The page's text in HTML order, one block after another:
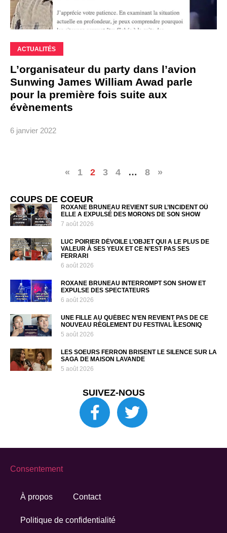
ACTUALITÉS
L’organisateur du party dans l’avion
Sunwing James William Awad parle
pour la première fois suite aux
évènements
6 janvier 2022
« 1 2 3 4 … 8 »
COUPS DE COEUR
ROXANE BRUNEAU REVIENT SUR L’INCIDENT OÙ
ELLE A EXPULSÉ DES MORONS DE SON SHOW
7 août 2026
LUC POIRIER DÉVOILE L’OBJET QUI A LE PLUS DE
VALEUR À SES YEUX ET CE N’EST PAS SES
FERRARI
6 août 2026
ROXANE BRUNEAU INTERROMPT SON SHOW ET
EXPULSE DES SPECTATEURS
6 août 2026
UNE FILLE AU QUÉBEC N’EN REVIENT PAS DE CE
NOUVEAU RÈGLEMENT DU FESTIVAL ÎLESONIQ
5 août 2026
LES SOEURS FERRON BRISENT LE SILENCE SUR LA
SAGA DE MAISON LAVANDE
5 août 2026
SUIVEZ-NOUS
À propos Contact
Politique de confidentialité
Consentement